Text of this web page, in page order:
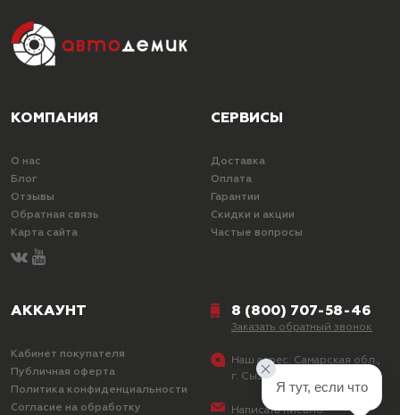
КОМПАНИЯ
О нас
Блог
Отзывы
Обратная связь
Карта сайта
СЕРВИСЫ
Доставка
Оплата
Гарантии
Скидки и акции
Частые вопросы
АККАУНТ
Кабинет покупателя
Публичная оферта
Политика конфиденциальности
Согласие на обработку
8 (800) 707-58-46
Заказать обратный звонок
Наш адрес: Самарская обл.,
г. Сызрань, ул. Лазо, д. 25
Написать письмо:
Я тут, если что